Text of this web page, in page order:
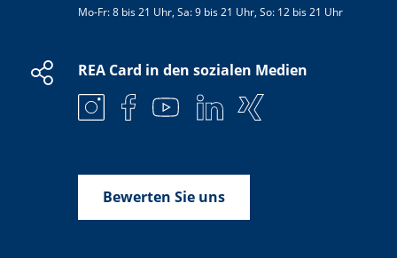
Mo-Fr: 8 bis 21 Uhr, Sa: 9 bis 21 Uhr, So: 12 bis 21 Uhr
REA Card in den sozialen Medien
Bewerten Sie uns